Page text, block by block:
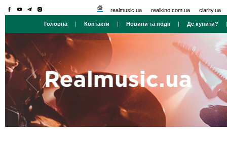
realmusic.ua realkino.com.ua clarity.ua
Головна | Контакти | Новини та події| Де купити?